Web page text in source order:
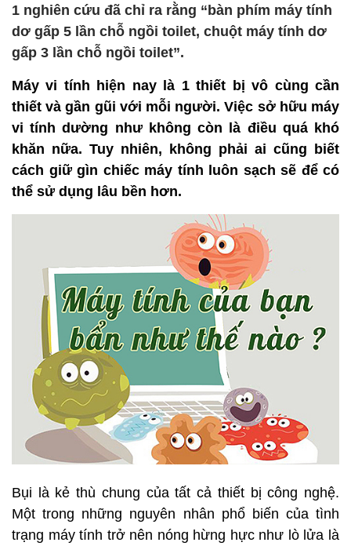
1 nghiên cứu đã chỉ ra rằng “bàn phím máy tính
dơ gấp 5 lần chỗ ngồi toilet, chuột máy tính dơ
gấp 3 lần chỗ ngồi toilet”.
Máy vi tính hiện nay là 1 thiết bị vô cùng cần
thiết và gần gũi với mỗi người. Việc sở hữu máy
vi tính dường như không còn là điều quá khó
khăn nữa. Tuy nhiên, không phải ai cũng biết
cách giữ gìn chiếc máy tính luôn sạch sẽ để có
thể sử dụng lâu bền hơn.
Bụi là kẻ thù chung của tất cả thiết bị công nghệ.
Một trong những nguyên nhân phổ biến của tình
trạng máy tính trở nên nóng hừng hực như lò lửa là